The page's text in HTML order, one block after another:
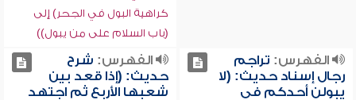
كراهية البول في الجحر) إلى
(باب السلام على من يبول))
الفهرس: تراجم
رجال إسناد حديث: (لا
يبولن أحدكم في
الفهرس: شرح
حديث: (إذا قعد بين
شعبها الأربع ثم اجتهد